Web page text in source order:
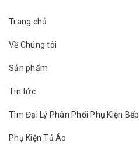
Trang chủ
Về Chúng tôi
Sản phẩm
Tin tức
Tìm Đại Lý Phân Phối Phụ Kiện Bếp
Phụ Kiện Tủ Áo